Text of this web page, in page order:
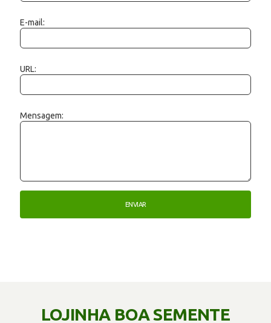
E-mail:
URL:
Mensagem:
LOJINHA BOA SEMENTE